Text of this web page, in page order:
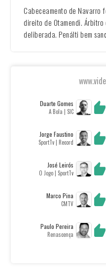
Cabeceamento de
direito de Otamendi. Árbitro
deliberada. Penálti bem
Duarte Gomes
A Bola | SIC
Jorge Faustino
SportTv | Record
José Leirós
O Jogo | SportTv
Marco Pina
CMTV
Paulo Pereira
Renascença